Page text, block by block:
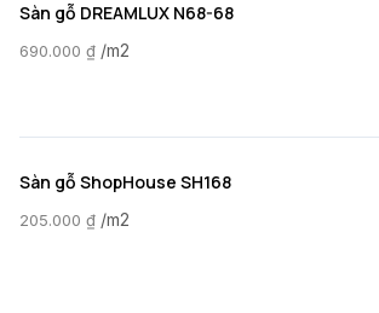
Sàn gỗ DREAMLUX N68-68
690.000 ₫ /m2
Sàn gỗ ShopHouse SH168
205.000 ₫ /m2